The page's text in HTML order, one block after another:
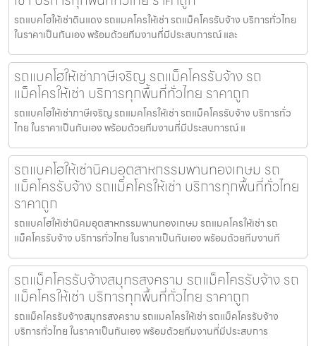
รถแบคโฮให้เช่าดินแดง รถแมคโครให้เช่า รถแม็คโครรับจ้าง บริการทั่วไทย
ในราคาเป็นกันเอง พร้อมด้วยทีมงานที่มีประสบการณ์ และ
รถแบคโฮให้เช่าภาษีเจริญ รถแม็คโครรับจ้าง รถ
แม็คโครให้เช่า บริการทุกพื้นที่ทั่วไทย ราคาถูก
รถแบคโฮให้เช่าภาษีเจริญ รถแมคโครให้เช่า รถแม็คโครรับจ้าง บริการทั่ว
ไทย ในราคาเป็นกันเอง พร้อมด้วยทีมงานที่มีประสบการณ์ แ
รถแบคโฮให้เช่านิคมอุตสาหกรรมพานทองเกษม รถ
แม็คโครรับจ้าง รถแม็คโครให้เช่า บริการทุกพื้นที่ทั่วไทย
ราคาถูก
รถแบคโฮให้เช่านิคมอุตสาหกรรมพานทองเกษม รถแมคโครให้เช่า รถ
แม็คโครรับจ้าง บริการทั่วไทย ในราคาเป็นกันเอง พร้อมด้วยทีมงานที
รถแม็คโครรับจ้างสมุทรสงคราม รถแม็คโครรับจ้าง รถ
แม็คโครให้เช่า บริการทุกพื้นที่ทั่วไทย ราคาถูก
รถแม็คโครรับจ้างสมุทรสงคราม รถแมคโครให้เช่า รถแม็คโครรับจ้าง
บริการทั่วไทย ในราคาเป็นกันเอง พร้อมด้วยทีมงานที่มีประสบการ